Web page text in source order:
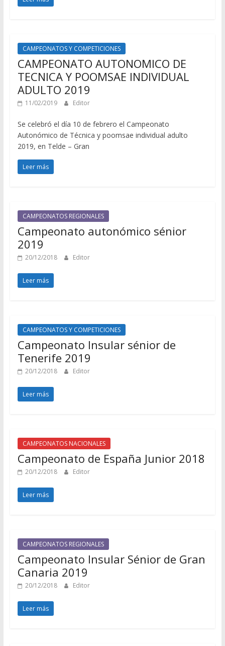
CAMPEONATOS Y COMPETICIONES
CAMPEONATO AUTONOMICO DE
TECNICA Y POOMSAE INDIVIDUAL
ADULTO 2019
11/02/2019 Editor
Se celebró el día 10 de febrero el Campeonato
Autonómico de Técnica y poomsae individual adulto
2019, en Telde – Gran
Leer más
CAMPEONATOS REGIONALES
Campeonato autonómico sénior
2019
20/12/2018 Editor
Leer más
CAMPEONATOS Y COMPETICIONES
Campeonato Insular sénior de
Tenerife 2019
20/12/2018 Editor
Leer más
CAMPEONATOS NACIONALES
Campeonato de España Junior 2018
20/12/2018 Editor
Leer más
CAMPEONATOS REGIONALES
Campeonato Insular Sénior de Gran
Canaria 2019
20/12/2018 Editor
Leer más